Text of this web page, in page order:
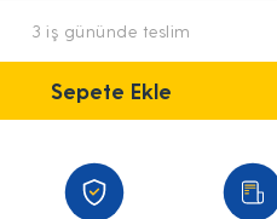
3 iş gününde teslim
Sepete Ekle